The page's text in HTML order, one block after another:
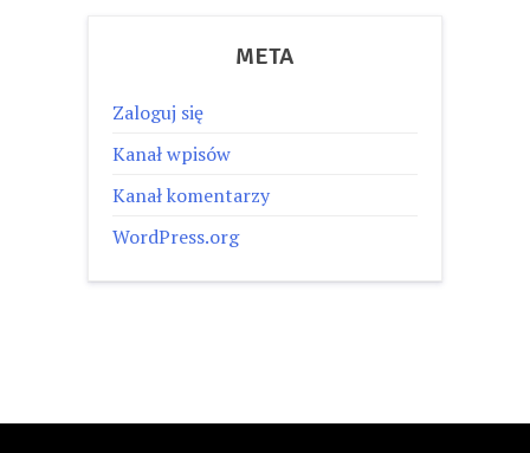
META
Zaloguj się
Kanał wpisów
Kanał komentarzy
WordPress.org